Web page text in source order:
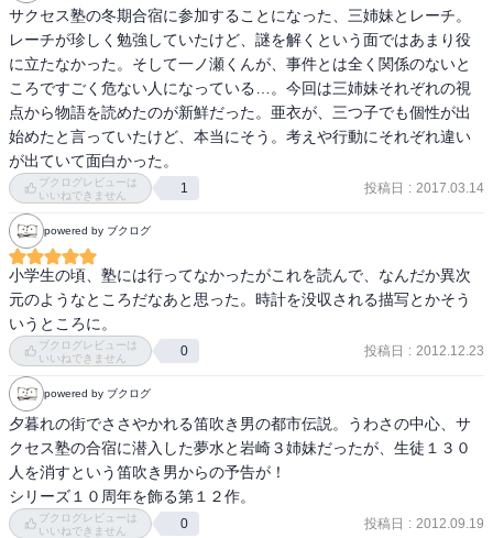
サクセス塾の冬期合宿に参加することになった、三姉妹とレーチ。
レーチが珍しく勉強していたけど、謎を解くという面ではあまり役
に立たなかった。そして一ノ瀬くんが、事件とは全く関係のないと
ころですごく危ない人になっている…。今回は三姉妹それぞれの視
点から物語を読めたのが新鮮だった。亜衣が、三つ子でも個性が出
始めたと言っていたけど、本当にそう。考えや行動にそれぞれ違い
が出ていて面白かった。
ブクログレビューは
いいねできません
1 投稿日 : 2017.03.14
powered by ブクログ
小学生の頃、塾には行ってなかったがこれを読んで、なんだか異次
元のようなところだなあと思った。時計を没収される描写とかそう
いうところに。
ブクログレビューは
いいねできません
0 投稿日 : 2012.12.23
powered by ブクログ
夕暮れの街でささやかれる笛吹き男の都市伝説。うわさの中心、サ
クセス塾の合宿に潜入した夢水と岩崎３姉妹だったが、生徒１３０
人を消すという笛吹き男からの予告が！
シリーズ１０周年を飾る第１２作。
ブクログレビューは
いいねできません
0 投稿日 : 2012.09.19